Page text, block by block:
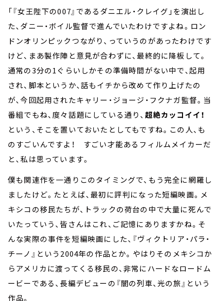
「『女王陛下の007』であるダニエル・クレイグ」を演出し
た、ダニー・ボイル監督で進んでいたわけですよね。ロン
ドンオリンピックつながり、っていうのがあったわけです
けど、まあ製作陣と意見が合わずに、最終的に降板して。
通常の3分の1ぐらいしかその準備時間がない中で、起用
され、脚本というか、話もイチから改めて作り上げたの
が、今回起用されたキャリー・ジョージ・フクナガ監督。当
番組でもね、度々話題にしている通り、 超絶カッコイイ！
という、そこを置いておいたとしてもですね。この人、も
のすごいんですよ！ すごい才能あるフィルムメイカーだ
と、私は思っています。
僕も関連作を一通りこのタイミングで、もう完全に網羅し
ましたけど。たとえば、最初に評判になった短編映画。メ
キシコの移民たちが、トラックの荷台の中で大量に死んで
いたっていう、皆さんはこれ、ご記憶にありますかね。そ
んな実際の事件を短編映画にした、『ヴィクトリア・パラ・
チーノ』という2004年の作品とか。やはりそのメキシコか
らアメリカに渡ってくる移民の、非常にハードなロードム
ービーである、長編デビューの『闇の列車、光の旅』という
作品。